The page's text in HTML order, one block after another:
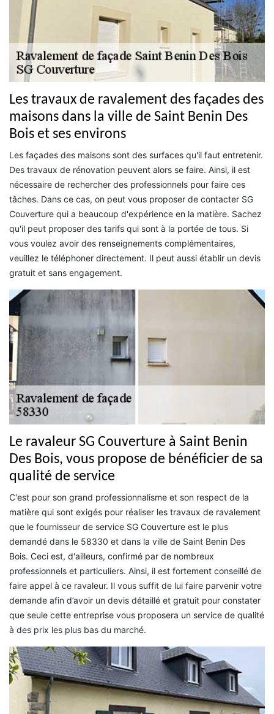
Les travaux de ravalement des façades des
maisons dans la ville de Saint Benin Des
Bois et ses environs
Les façades des maisons sont des surfaces qu'il faut entretenir.
Des travaux de rénovation peuvent alors se faire. Ainsi, il est
nécessaire de rechercher des professionnels pour faire ces
tâches. Dans ce cas, on peut vous proposer de contacter SG
Couverture qui a beaucoup d'expérience en la matière. Sachez
qu'il peut proposer des tarifs qui sont à la portée de tous. Si
vous voulez avoir des renseignements complémentaires,
veuillez le téléphoner directement. Il peut aussi établir un devis
gratuit et sans engagement.
Le ravaleur SG Couverture à Saint Benin
Des Bois, vous propose de bénéficier de sa
qualité de service
C'est pour son grand professionnalisme et son respect de la
matière qui sont exigés pour réaliser les travaux de ravalement
que le fournisseur de service SG Couverture est le plus
demandé dans le 58330 et dans la ville de Saint Benin Des
Bois. Ceci est, d'ailleurs, confirmé par de nombreux
professionnels et particuliers. Ainsi, il est fortement conseillé de
faire appel à ce ravaleur. Il vous suffit de lui faire parvenir votre
demande afin d’avoir un devis détaillé et gratuit pour constater
que seule cette entreprise vous proposera un service de qualité
à des prix les plus bas du marché.